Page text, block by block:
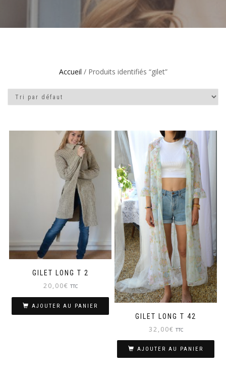
Accueil / Produits identifiés “gilet”
GILET LONG T 2
20,00€ TTC
AJOUTER AU PANIER
GILET LONG T 42
32,00€ TTC
AJOUTER AU PANIER